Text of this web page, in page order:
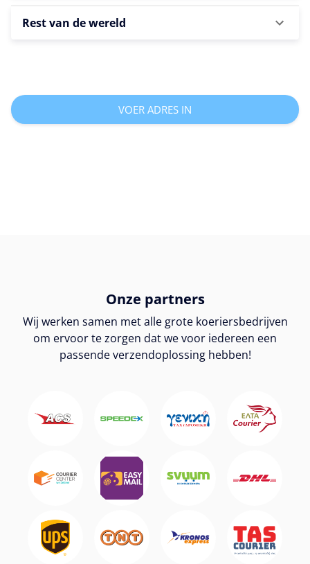
Rest van de wereld
VOER ADRES IN
Onze partners
Wij werken samen met alle grote koeriersbedrijven
om ervoor te zorgen dat we voor iedereen een
passende verzendoplossing hebben!